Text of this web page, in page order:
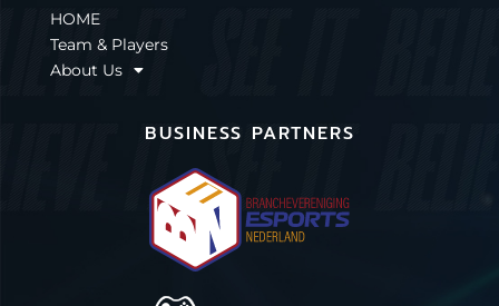
HOME
Team & Players
About Us
BUSINESS PARTNERS